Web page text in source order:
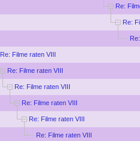
Re:
Re:
Re: Filme raten VIII
Re: Filme raten VIII
Re: Filme raten VIII
Re: Filme raten VIII
Re: Filme raten VIII
Re: Filme raten VIII